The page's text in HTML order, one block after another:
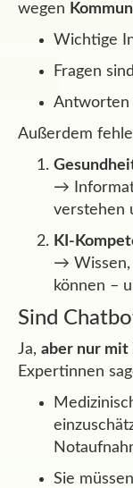
wegen
Wichtige
Fragen
Antworten
Außerdem
→
verstehen
KI-
→ Wissen,
können –
Sind
Ja, aber nur mit
Expertinnen
Sie